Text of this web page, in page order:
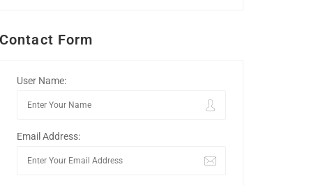
Contact Form
User Name:
Email Address: